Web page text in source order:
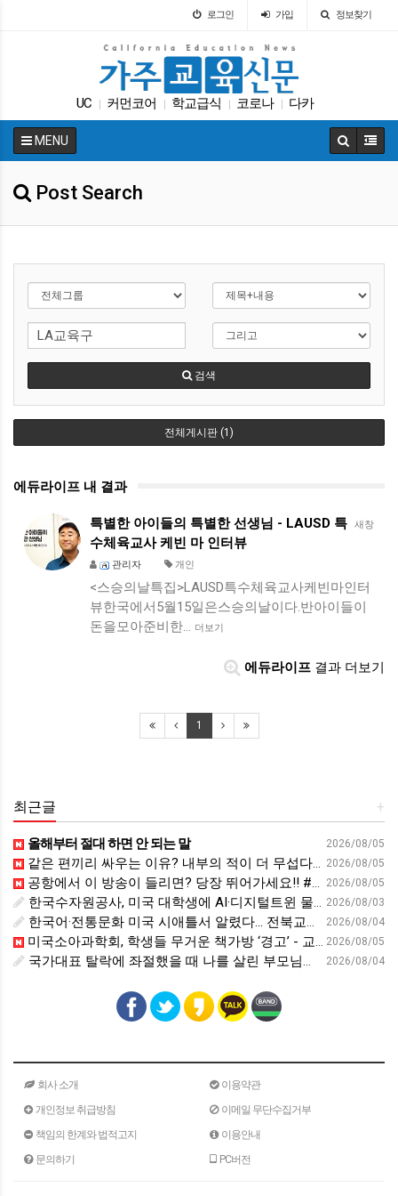
로그인 가입 정보찾기
UC 커먼코어 학교급식 코로나 다카
교육구 학자금 교육뉴스 LA교육구
MENU
Post Search
검색
전체게시판 (1)
에듀라이프 내 결과
새창
특별한 아이들의 특별한 선생님 - LAUSD 특
수체육교사 케빈 마 인터뷰
관리자 개인
<스승의날특집>LAUSD특수체육교사케빈마인터
뷰한국에서5월15일은스승의날이다.반아이들이
돈을모아준비한… 더보기
에듀라이프 결과 더보기
1
+
최근글
2026/08/05
올해부터 절대 하면 안 되는 말
2026/08/05
같은 편끼리 싸우는 이유? 내부의 적이 더 무섭다? 인간이 갈등을 빚는 이유ㅣ최재천의 아마존
2026/08/05
공항에서 이 방송이 들리면? 당장 뛰어가세요!! #영어회화 #영어표현 #영어공부
2026/08/03
한국수자원공사, 미국 대학생에 AI·디지털트윈 물관리 교육 - cfnews.kr
2026/08/04
한국어·전통문화 미국 시애틀서 알렸다… 전북교육청, 국제교육 협력 확대 - 세계일보
2026/08/05
미국소아과학회, 학생들 무거운 책가방 ‘경고’ - 교육플러스
2026/08/04
국가대표 탈락에 좌절했을 때 나를 살린 부모님의 &#39;이 행동&#39; | 김아랑 전 쇼트트랙 선수 | 국가대표 쇼트트랙 올림픽 금메달 | 세바시 2116회
회사 소개
이용약관
개인정보 취급방침
이메일 무단수집거부
책임의 한계와 법적고지
이용안내
문의하기
PC버전